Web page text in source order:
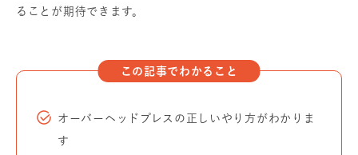
ることが期待できます。
この記事でわかること
オーバーヘッドプレスの正しいやり方がわかりま
す